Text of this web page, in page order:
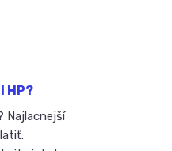
HP?
Najlacnejší